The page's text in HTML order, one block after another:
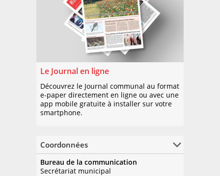
Le Journal en ligne
Découvrez le Journal communal au format
e-paper directement en ligne ou avec une
app mobile gratuite à installer sur votre
smartphone.
Coordonnées
Bureau de la communication
Secrétariat municipal